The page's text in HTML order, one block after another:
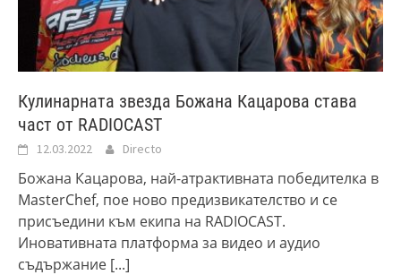
Кулинарната звезда Божана Кацарова става
част от RADIOCAST
12.03.2022 Directo
Божана Кацарова, най-атрактивната победителка в
MasterChef, пое ново предизвикателство и се
присъедини към екипа на RADIOCAST.
Иновативната платформа за видео и аудио
съдържание [...]